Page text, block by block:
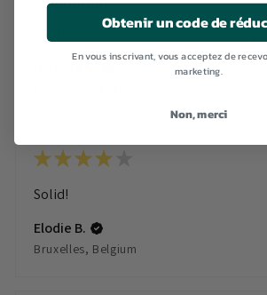
Really nice, warm breakfast to start
★★★★
Solid!
Elodie B.
Bruxelles, Belgium
Obtenir un code de
En vous inscrivant, vous acceptez de
marketing.
Non, merci